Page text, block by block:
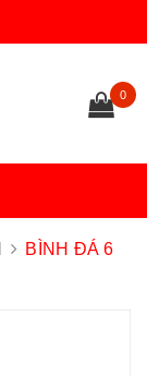
0
BÌNH ĐÁ 6